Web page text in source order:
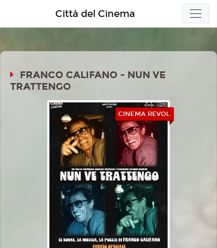
Città del Cinema
FRANCO CALIFANO - NUN VE
TRATTENGO
CINEMA REVOL.